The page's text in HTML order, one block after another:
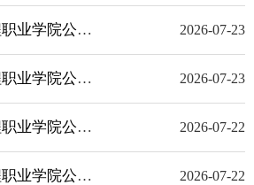
2026年度青岛工程职业学院公开招聘工作人员现场资格审核递补公告 2026-07-23
2026年度青岛工程职业学院公开招聘工作人员现场资格审核合格人员名单公告（递补） 2026-07-23
2026年度青岛工程职业学院公开招聘工作人员现场资格审核递补公告 2026-07-22
2026年度青岛工程职业学院公开招聘工作人员现场资格审核合格人员名单公告 2026-07-22